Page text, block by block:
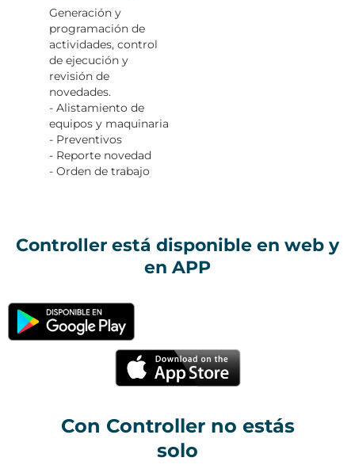
Generación y
programación de
actividades, control
de ejecución y
revisión de
novedades.
- Alistamiento de
equipos y maquinaria
- Preventivos
- Reporte novedad
- Orden de trabajo
Controller está disponible en web y
en APP
Con Controller no estás
solo